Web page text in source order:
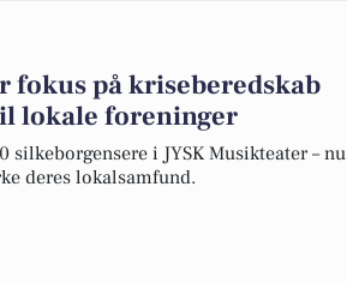
på kriseberedskab
lokale foreninger
i JYSK Musikteater – nu
deres lokalsamfund.